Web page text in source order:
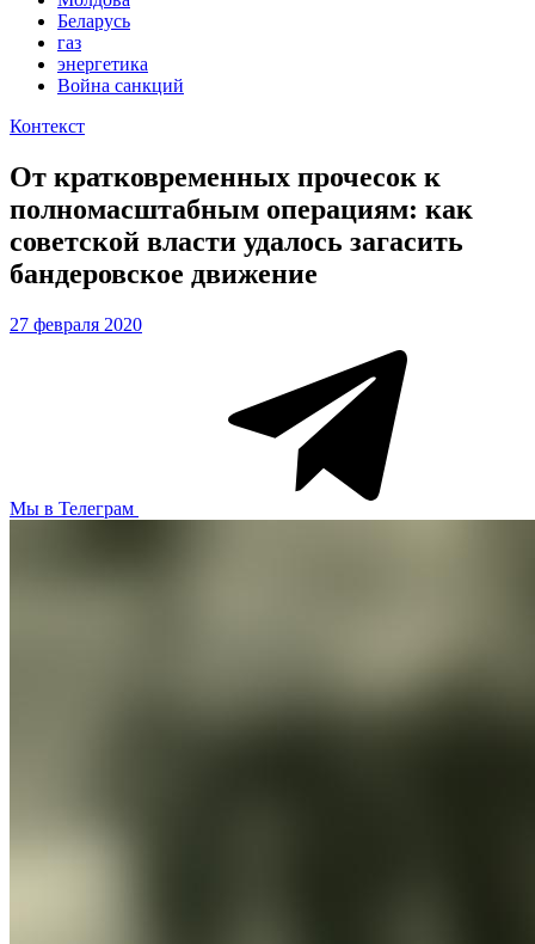
Беларусь
газ
энергетика
Война санкций
Контекст
От кратковременных прочесок к
полномасштабным операциям: как
советской власти удалось загасить
бандеровское движение
27 февраля 2020
Мы в Телеграм